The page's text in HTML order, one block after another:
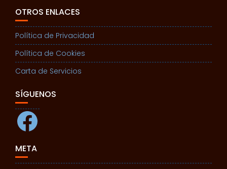
OTROS ENLACES
Política de Privacidad
Política de Cookies
Carta de Servicios
SÍGUENOS
Facebook
META